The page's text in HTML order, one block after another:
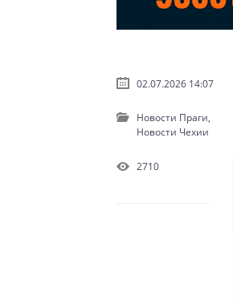
02.07.2026 14:07
Новости Праги,
Новости Чехии
2710